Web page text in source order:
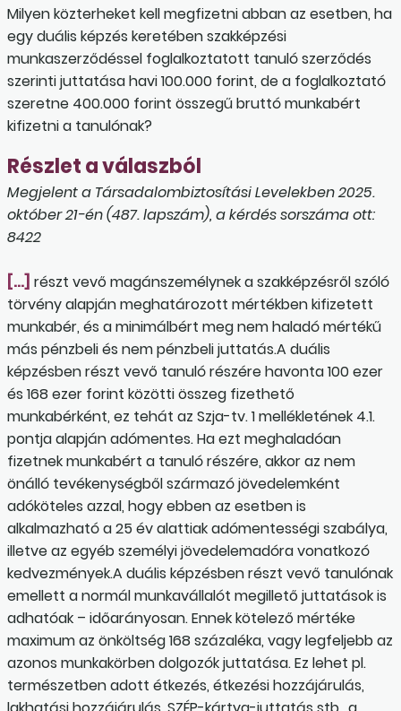
Milyen közterheket kell megfizetni abban az esetben, ha
egy duális képzés keretében szakképzési
munkaszerződéssel foglalkoztatott tanuló szerződés
szerinti juttatása havi 100.000 forint, de a foglalkoztató
szeretne 400.000 forint összegű bruttó munkabért
kifizetni a tanulónak?
Részlet a válaszból
Megjelent a Társadalombiztosítási Levelekben 2025.
október 21-én (487. lapszám), a kérdés sorszáma ott:
8422
[…] részt vevő magánszemélynek a szakképzésről szóló
törvény alapján meghatározott mértékben kifizetett
munkabér, és a minimálbért meg nem haladó mértékű
más pénzbeli és nem pénzbeli juttatás.A duális
képzésben részt vevő tanuló részére havonta 100 ezer
és 168 ezer forint közötti összeg fizethető
munkabérként, ez tehát az Szja-tv. 1 mellékletének 4.1.
pontja alapján adómentes. Ha ezt meghaladóan
fizetnek munkabért a tanuló részére, akkor az nem
önálló tevékenységből származó jövedelemként
adóköteles azzal, hogy ebben az esetben is
alkalmazható a 25 év alattiak adómentességi szabálya,
illetve az egyéb személyi jövedelemadóra vonatkozó
kedvezmények.A duális képzésben részt vevő tanulónak
emellett a normál munkavállalót megillető juttatások is
adhatóak – időarányosan. Ennek kötelező mértéke
maximum az önköltség 168 százaléka, vagy legfeljebb az
azonos munkakörben dolgozók juttatása. Ez lehet pl.
természetben adott étkezés, étkezési hozzájárulás,